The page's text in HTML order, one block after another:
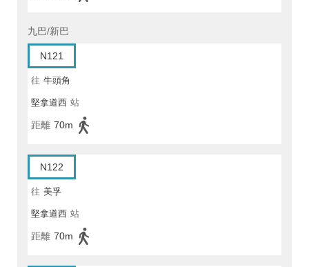
九巴/新巴
N121
往 牛頭角
堅拿道西 站
距離 70m
N122
往 美孚
堅拿道西 站
距離 70m